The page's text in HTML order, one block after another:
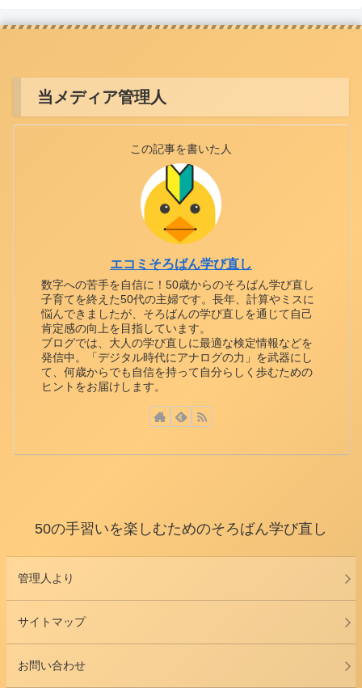
当メディア管理人
この記事を書いた人
エコミそろばん学び直し
数字への苦手を自信に！50歳からのそろばん学び直し
子育てを終えた50代の主婦です。長年、計算やミスに
悩んできましたが、そろばんの学び直しを通じて自己
肯定感の向上を目指しています。
ブログでは、大人の学び直しに最適な検定情報などを
発信中。「デジタル時代にアナログの力」を武器にし
て、何歳からでも自信を持って自分らしく歩むための
ヒントをお届けします。
50の手習いを楽しむためのそろばん学び直し
管理人より
サイトマップ
お問い合わせ